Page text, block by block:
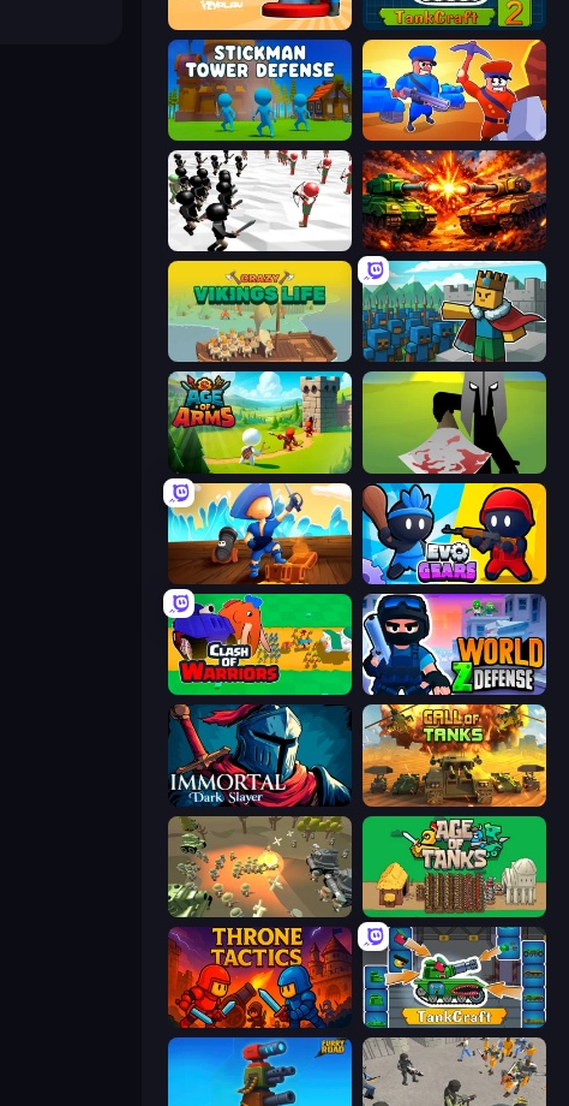
Human Resistance TankCraft 2
Craft and Battle
Stickman Simulator: Final Battle War Machine Clash
Crazy Vikings Life Cube Commander
Age Of Arms Kill The Spartan
Captains Idle Evo Gears
Clash of Warriors World Z Defense - Zombie Defense
Immortal: Dark Slayer Call of Tanks
WW1 Battle Simulator Age of Tanks Warriors: TD War
Throne Tactics TankCraft